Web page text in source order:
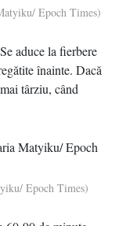
Epoch Times)
aduce la fierbere
înainte. Dacă
târziu, când
Epoch Times)